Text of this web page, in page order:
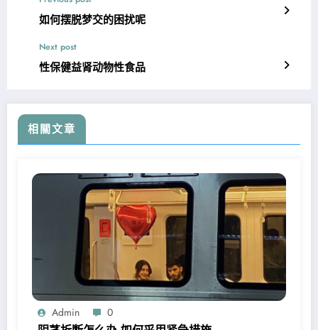
如何摆脱梦交的困扰呢
Next post
性保健益肾动物性食品
相關文章
Admin 0